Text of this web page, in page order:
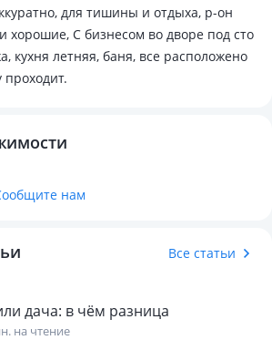
для тишины и отдыха, р-он
хорошие, С бизнесом во дворе под сто
кухня летняя, баня, все расположено
проходит.
нам
Все статьи
дача: в чём разница
на чтение